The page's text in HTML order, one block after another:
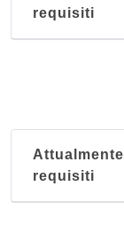
requisiti
requisiti